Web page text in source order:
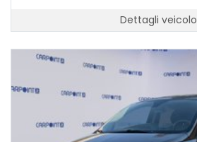
Dettagli veicolo